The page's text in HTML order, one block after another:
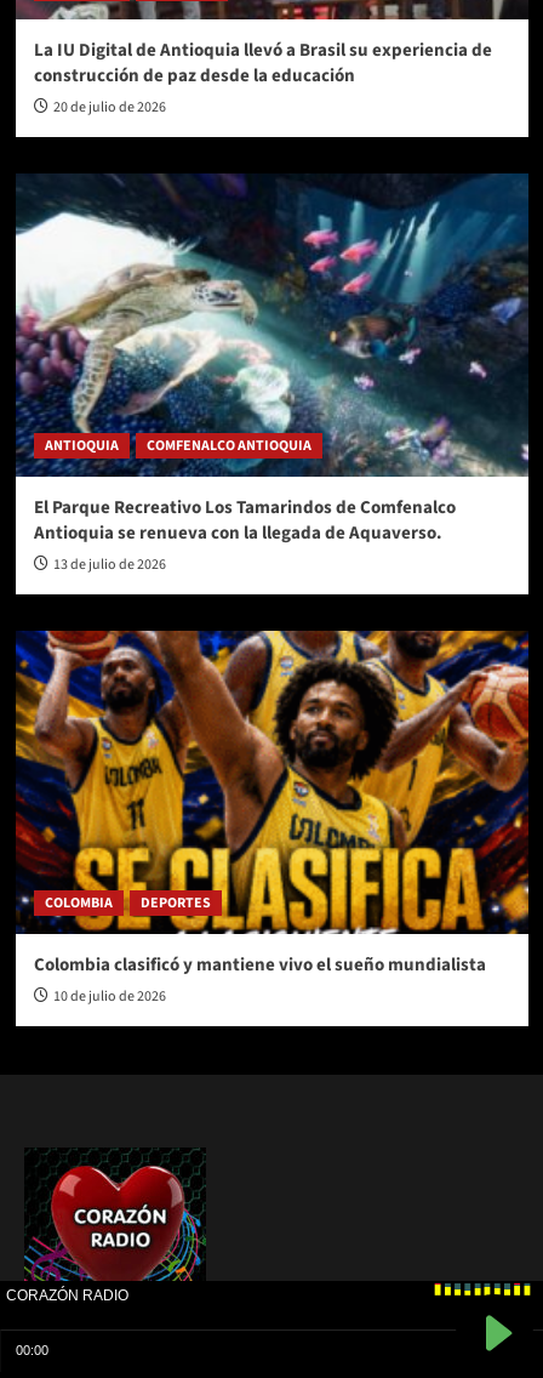
La IU Digital de Antioquia llevó a Brasil su experiencia de
construcción de paz desde la educación
20 de julio de 2026
ANTIOQUIA COMFENALCO ANTIOQUIA
El Parque Recreativo Los Tamarindos de Comfenalco
Antioquia se renueva con la llegada de Aquaverso.
13 de julio de 2026
COLOMBIA DEPORTES
Colombia clasificó y mantiene vivo el sueño mundialista
10 de julio de 2026